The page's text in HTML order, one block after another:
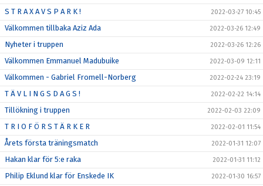
S T R A X A V S P A R K ! 2022-03-27 10:45
Välkommen tillbaka Aziz Ada 2022-03-26 12:49
Nyheter i truppen 2022-03-26 12:26
Välkommen Emmanuel Madubuike 2022-03-09 12:11
Välkommen - Gabriel Fromell-Norberg 2022-02-24 23:19
T Ä V L I N G S D A G S ! 2022-02-22 14:14
Tillökning i truppen 2022-02-03 22:09
T R I O F Ö R S T Ä R K E R 2022-02-01 11:54
Årets första träningsmatch 2022-01-31 12:07
Hakan klar för 5:e raka 2022-01-31 11:12
Philip Eklund klar för Enskede IK 2022-01-30 16:57